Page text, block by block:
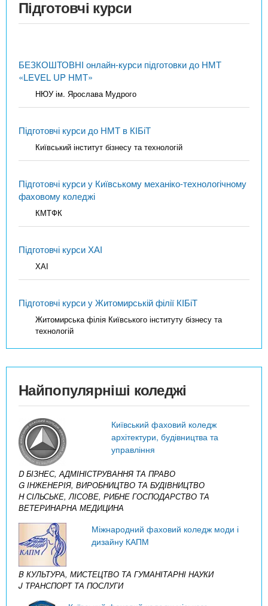
Підготовчі курси
БЕЗКОШТОВНІ онлайн-курси підготовки до НМТ
«LEVEL UP НМТ»
НЮУ ім. Ярослава Мудрого
Підготовчі курси до НМТ в КІБіТ
Київський інститут бізнесу та технологій
Підготовчі курси у Київському механіко-технологічному
фаховому коледжі
КМТФК
Підготовчі курси ХАІ
ХАІ
Підготовчі курси у Житомирській філії КІБіТ
Житомирська філія Київського інституту бізнесу та
технологій
Найпопулярніші коледжі
Київський фаховий коледж
архітектури, будівництва та
управління
D БІЗНЕС, АДМІНІСТРУВАННЯ ТА ПРАВО
G ІНЖЕНЕРІЯ, ВИРОБНИЦТВО ТА БУДІВНИЦТВО
H СІЛЬСЬКЕ, ЛІСОВЕ, РИБНЕ ГОСПОДАРСТВО ТА
ВЕТЕРИНАРНА МЕДИЦИНА
Міжнародний фаховий коледж моди і
дизайну КАПМ
B КУЛЬТУРА, МИСТЕЦТВО ТА ГУМАНІТАРНІ НАУКИ
J ТРАНСПОРТ ТА ПОСЛУГИ